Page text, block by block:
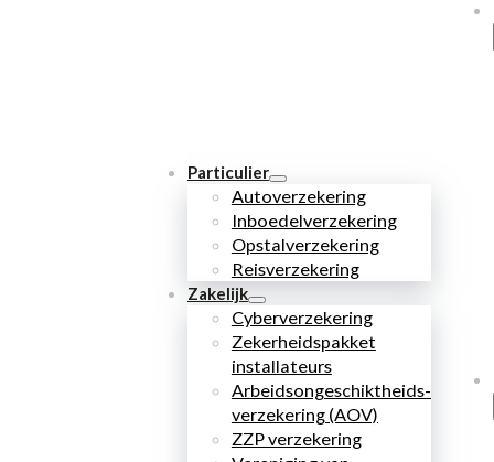
Particulier
Autoverzekering
Inboedelverzekering
Opstalverzekering
Reisverzekering
Zakelijk
Cyberverzekering
Zekerheidspakket
installateurs
Arbeidsongeschiktheids­
verzekering (AOV)
ZZP verzekering